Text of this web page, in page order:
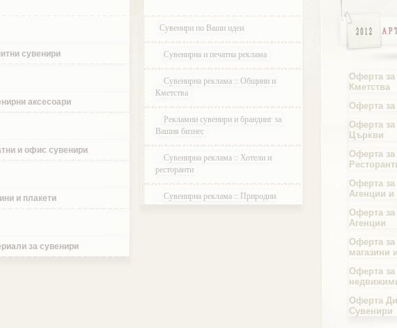
сувенири
аксесоари
и офис сувенири
и плакети
за сувенири
Сувенири по Ваши идеи
Сувенирна и печатна реклама
Сувенирна реклама :: Общини и
Кметства
Рекламни сувенири и брандинг за
Вашия бизнес
Сувенирна реклама :: Хотели и
ресторанти
Сувенирна реклама :: Природни
паркове и Резервати
Оферта
Кметства
Оферта
Оферта
Църкви
Оферта
Оферта
Агенции и
Оферта за
Агенции
Оферта
магазини
Оферта за
Оферта
Сувенири